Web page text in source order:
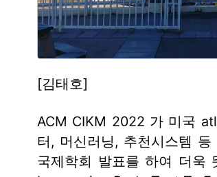
[김태호]
ACM CIKM 2022 가 미국
터, 머신러닝, 추천시스템
국제학회 발표를 하여 더욱